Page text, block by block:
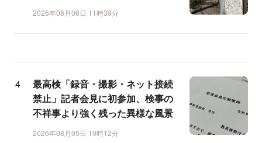
2026年08月06日 11時39分
最高検「録音・撮影・ネット接続
禁止」記者会見に初参加、検事の
不祥事より強く残った異様な風景
2026年08月05日 10時12分